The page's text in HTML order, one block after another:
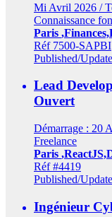
Mi Avril 2026 /
Connaissance
Paris
Réf 7500-SAPBI
Published/
Lead
Ouvert
Démarrage : 20
Freelance
Paris
Réf #4419
Published/
Ingénieur